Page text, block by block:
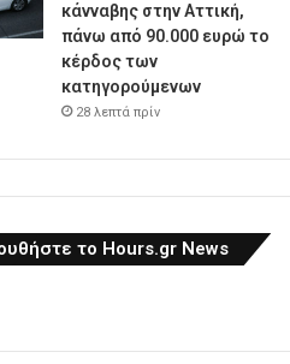
κάνναβης στην Αττική,
πάνω από 90.000 ευρώ το
κέρδος των
κατηγορούμενων
28 λεπτά πρίν
το Hours.gr News